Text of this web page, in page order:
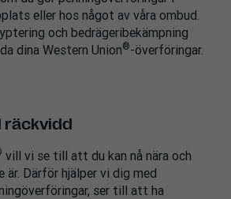
eller hos något av våra ombud.
och bedrägeribekämpning
dina Western Union®-överföringar.
räckvidd
vill vi se till att du kan nå nära och
är. Därför hjälper vi dig med
ser till att ha